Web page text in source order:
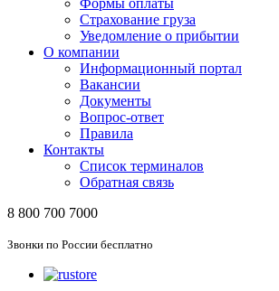
Формы оплаты
Страхование груза
Уведомление о прибытии
О компании
Информационный портал
Вакансии
Документы
Вопрос-ответ
Правила
Контакты
Список терминалов
Обратная связь
8 800 700 7000
Звонки по России бесплатно